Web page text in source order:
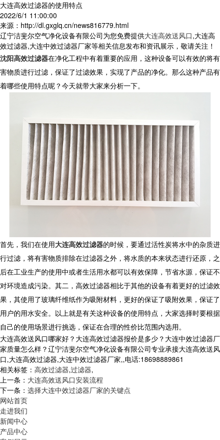
大连高效过滤器的使用特点
2022/6/1 11:00:00
来源：http://dl.gxglq.cn/news816779.html
辽宁洁斐尔空气净化设备有限公司为您免费提供大连高效送风口,大连高
效过滤器,大连中效过滤器厂家等相关信息发布和资讯展示，敬请关注！
沈阳高效过滤器在净化工程中有着重要的应用，这种设备可以有效的将有
害物质进行过滤，保证了过滤效果，实现了产品的净化。那么这种产品有
着哪些使用特点呢？今天就带大家来分析一下。
首先，我们在使用大连高效过滤器的时候，要通过活性炭将水中的杂质进
行过滤，将有害物质排除在过滤器之外，将水质的本来状态进行还原，之
后在工业生产的使用中或者生活用水都可以有效保障，节省水源，保证不
对环境造成污染。其二，高效过滤器相比于其他的设备有着更好的过滤效
果，其使用了玻璃纤维纸作为吸附材料，更好的保证了吸附效果，保证了
用户的用水安全。以上就是有关这种设备的使用特点，大家选择时要根据
自己的使用场景进行挑选，保证在合理的性价比范围内选用。
大连高效送风口哪家好？大连高效过滤器报价是多少？大连中效过滤器厂
家质量怎么样？辽宁洁斐尔空气净化设备有限公司专业承接大连高效送风
口,大连高效过滤器,大连中效过滤器厂家,,电话:18698889861
相关标签： 高效过滤器,过滤器,
上一条： 大连高效送风口安装流程
下一条： 选择大连中效过滤器厂家的关键点
网站首页
走进我们
新闻中心
产品中心